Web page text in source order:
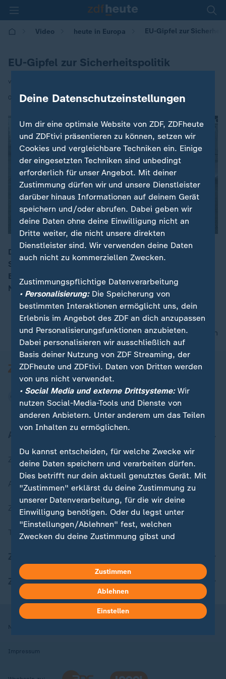
Video heute in Europa EU-Gipfel zur
EU-Gipfel zur Sicherheitspolitik
von Ulf Röller
03.02.2025 | 16:00
Die europäische Verteidigung, insbesondere die
Sicherheitslage im Ukraine-Krieg, zunehmende
Bedrohungen durch Cyberangriffe und die Lage im
Nahen Osten sind heute Thema in Brüssel.
nach oben
Zuletzt veröffentlicht
Aktuelle Sendungs-Videos
ZDFheute Stories
Themen im Überblick
ZDFheute Apps
Nutzungsbedingungen
Impressum
Deine Datenschutzeinstellungen
Um dir eine optimale Website von ZDF, ZDFheute
und ZDFtivi präsentieren zu können, setzen wir
Cookies und vergleichbare Techniken ein. Einige
der eingesetzten Techniken sind unbedingt
erforderlich für unser Angebot. Mit deiner
Zustimmung dürfen wir und unsere Dienstleister
darüber hinaus Informationen auf deinem Gerät
speichern und/oder abrufen. Dabei geben wir
deine Daten ohne deine Einwilligung nicht an
Dritte weiter, die nicht unsere direkten
Dienstleister sind. Wir verwenden deine Daten
auch nicht zu kommerziellen Zwecken.
Zustimmungspflichtige Datenverarbeitung
• Personalisierung:Die Speicherung von
bestimmten Interaktionen ermöglicht uns, dein
Erlebnis im Angebot des ZDF an dich anzupassen
und Personalisierungsfunktionen anzubieten.
Dabei personalisieren wir ausschließlich auf
Basis deiner Nutzung von ZDF Streaming, der
ZDFheute und ZDFtivi. Daten von Dritten werden
von uns nicht verwendet.
• Social Media und externe Drittsysteme:Wir
nutzen Social-Media-Tools und Dienste von
anderen Anbietern. Unter anderem um das Teilen
von Inhalten zu ermöglichen.
Du kannst entscheiden, für welche Zwecke wir
deine Daten speichern und verarbeiten dürfen.
Dies betrifft nur dein aktuell genutztes Gerät. Mit
"Zustimmen" erklärst du deine Zustimmung zu
unserer Datenverarbeitung, für die wir deine
Einwilligung benötigen. Oder du legst unter
"Einstellungen/Ablehnen" fest, welchen
Zwecken du deine Zustimmung gibst und
in deinen Einstellungen widerrufen oder ändern.
Hier findest du das Impressum.
Weitere Informationen findest du in unserer
Datenschutzerklärung.
Zustimmen
Ablehnen
Einstellen